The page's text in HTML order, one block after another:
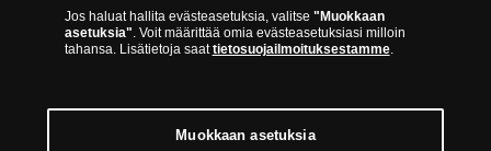
Britannian kuninkaallinen rahapaja, Ranskan rahapaja, Kanadan
kuninkaallinen rahapaja, Australian kuninkaallinen rahapaja, Etelä-
Afrikan kuninkaallinen rahapaja, Itävallan rahapaja, Alankomaiden
muut.
Jos haluat hallita evästeasetuksia, valitse "Muokkaan
asetuksia". Voit määrittää omia evästeasetuksiasi milloin
tahansa. Lisätietoja saattietosuojailmoituksestamme.
Muokkaan asetuksia